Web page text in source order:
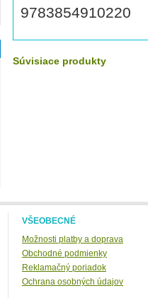
9783854910220
Súvisiace produkty
VŠEOBECNÉ
Možnosti platby a doprava
Obchodné podmienky
Reklamačný poriadok
Ochrana osobných údajov